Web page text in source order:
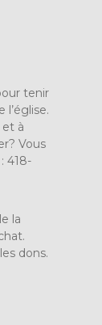
tenir
à
Vous
418-
la
dons.